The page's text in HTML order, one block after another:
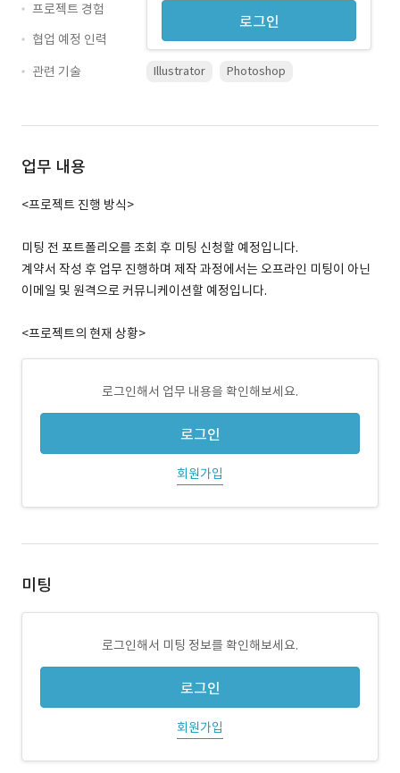
로그인
프로젝트 경험
협업 예정 인력
관련 기술
Illustrator Photoshop
업무 내용
<프로젝트 진행 방식>
미팅 전 포트폴리오를 조회 후 미팅 신청할 예정입니다.
계약서 작성 후 업무 진행하며 제작 과정에서는 오프라인 미팅이 아닌
이메일 및 원격으로 커뮤니케이션할 예정입니다.
<프로젝트의 현재 상황>
로그인해서 업무 내용을 확인해보세요.
로그인
회원가입
미팅
로그인해서 미팅 정보를 확인해보세요.
로그인
회원가입